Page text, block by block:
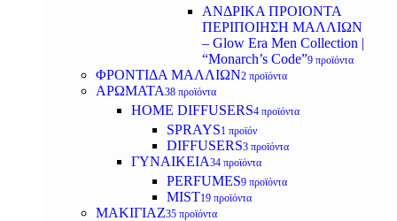
ΑΝΔΡΙΚΑ ΠΡΟΙΟΝΤΑ
ΠΕΡΙΠΟΙΗΣΗ ΜΑΛΛΙΩΝ
– Glow Era Men Collection |
“Monarch’s Code”9 προϊόντα
ΦΡΟΝΤΙΔΑ ΜΑΛΛΙΩΝ2 προϊόντα
ΑΡΩΜΑΤΑ38 προϊόντα
HOME DIFFUSERS4 προϊόντα
SPRAYS1 προϊόν
DIFFUSERS3 προϊόντα
ΓΥΝΑΙΚΕΙΑ34 προϊόντα
PERFUMES9 προϊόντα
MIST19 προϊόντα
ΜΑΚΙΓΙΑΖ35 προϊόντα